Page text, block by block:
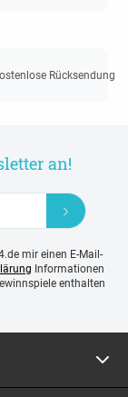
Rücksendung
an!
mir einen E-Mail-
Informationen
enthalten